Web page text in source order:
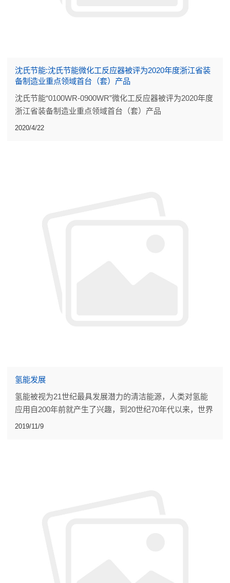
沈氏节能:沈氏节能微化工反应器被评为2020年度浙江省装
备制造业重点领域首台（套）产品
沈氏节能“0100WR-0900WR”微化工反应器被评为2020年度
浙江省装备制造业重点领域首台（套）产品
2020/4/22
氢能发展
氢能被视为21世纪最具发展潜力的清洁能源，人类对氢能
应用自200年前就产生了兴趣，到20世纪70年代以来，世界
上许多国家和地区就广泛开展了氢能研究。
2019/11/9